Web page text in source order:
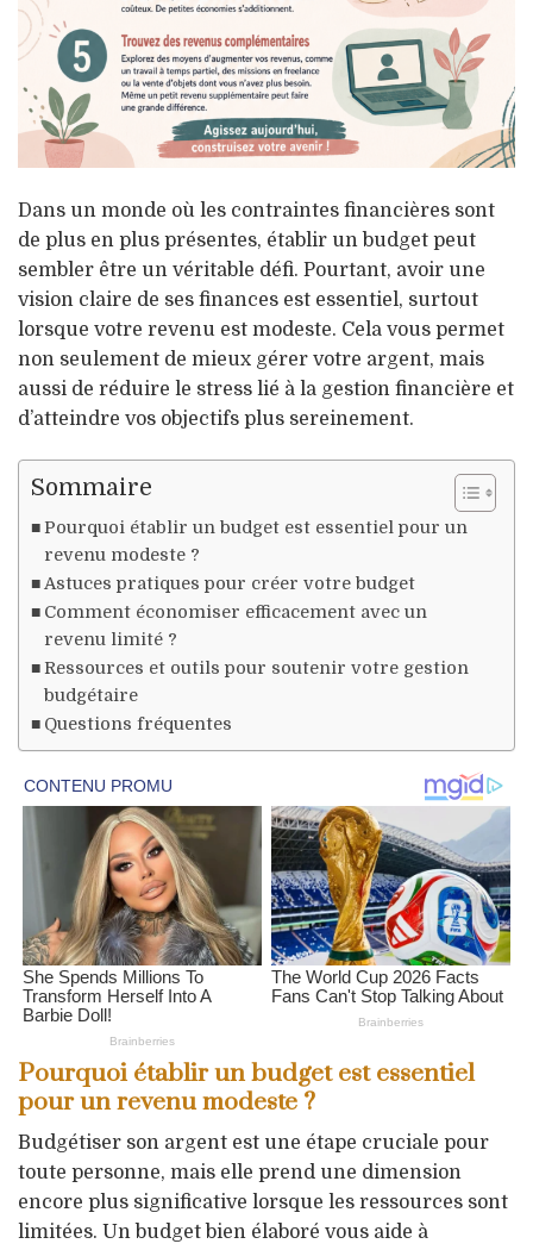
Dans un monde où les contraintes financières sont
de plus en plus présentes, établir un budget peut
sembler être un véritable défi. Pourtant, avoir une
vision claire de ses finances est essentiel, surtout
lorsque votre revenu est modeste. Cela vous permet
non seulement de mieux gérer votre argent, mais
aussi de réduire le stress lié à la gestion financière et
d’atteindre vos objectifs plus sereinement.
Sommaire
Pourquoi établir un budget est essentiel pour un
revenu modeste ?
Astuces pratiques pour créer votre budget
Comment économiser efficacement avec un
revenu limité ?
Ressources et outils pour soutenir votre gestion
budgétaire
Questions fréquentes
Pourquoi établir un budget est essentiel
pour un revenu modeste ?
Budgétiser son argent est une étape cruciale pour
toute personne, mais elle prend une dimension
encore plus significative lorsque les ressources sont
limitées. Un budget bien élaboré vous aide à